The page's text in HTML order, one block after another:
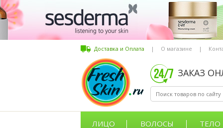
Доставка и Оплата | О магазине |
ЗАКАЗ
ЛИЦО ВОЛОСЫ ТЕЛО